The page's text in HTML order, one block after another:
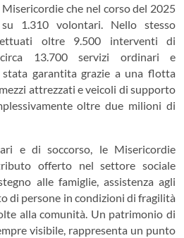
che nel corso del 2025
1.310 volontari. Nello stesso
oltre 9.500 interventi di
circa 13.700 servizi ordinari e
stata garantita grazie a una flotta
attrezzati e veicoli di supporto
oltre due milioni di
e di soccorso, le Misericordie
offerto nel settore sociale
alle famiglie, assistenza agli
di persone in condizioni di fragilità
alla comunità. Un patrimonio di
visibile, rappresenta un punto